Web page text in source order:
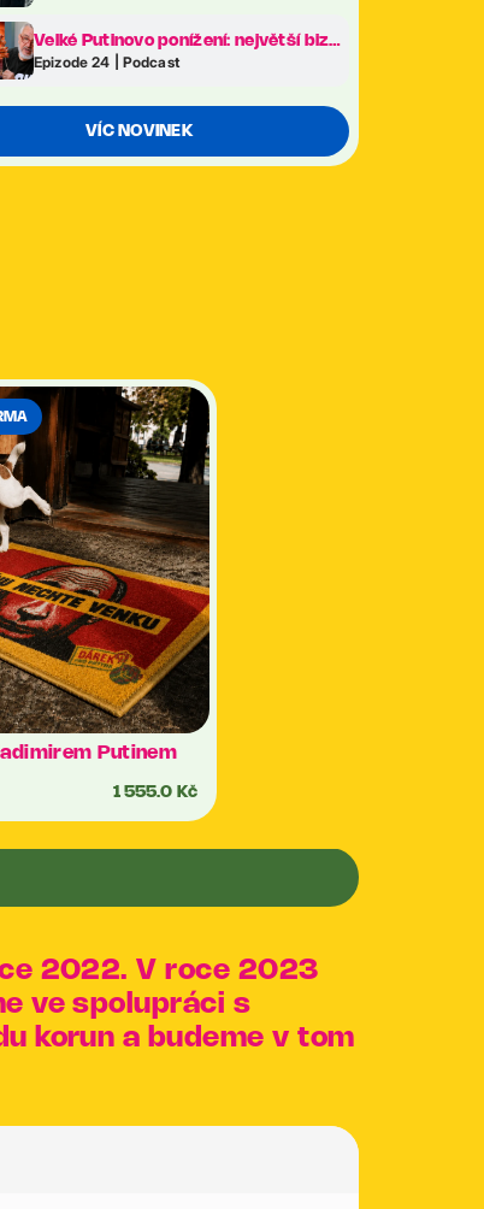
Velké Putinovo ponížení: největší bizarnosti ekonomického fóra v Petrohradě
Epizode 24 | Podcast
VÍC NOVINEK
Putinem
1 555.0 Kč
2022. V roce 2023
ve spolupráci s
korun a budeme v tom